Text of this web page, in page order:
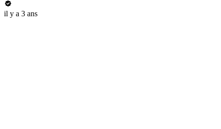
il y a 3 ans